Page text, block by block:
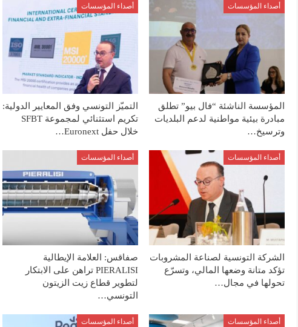
أصداء المؤسسات
المؤسسة الناشئة “فال بيو” تطلق
مبادرة بيئية مواطنية لدعم البلديات
وترسيخ…
أصداء المؤسسات
التميّز التونسي وفق المعايير الدولية:
تكريم استثنائي لمجموعة SFBT
خلال حفل Euronext…
أصداء المؤسسات
الشركة التونسية لصناعة المشروبات
تؤكد متانة وضعها المالي، وتسرّع
تحولها في مجال…
أصداء المؤسسات
صفاقس: العلامة الإيطالية
PIERALISI تراهن على الابتكار
لتطوير قطاع زيت الزيتون
التونسي…
أصداء المؤسسات أصداء المؤسسات